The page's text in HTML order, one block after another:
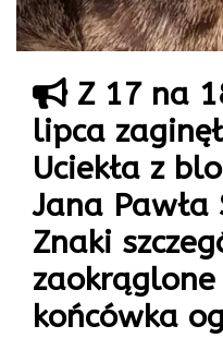
Z 17 na
lipca
Uciekła z
Jana
Znaki
końcówka